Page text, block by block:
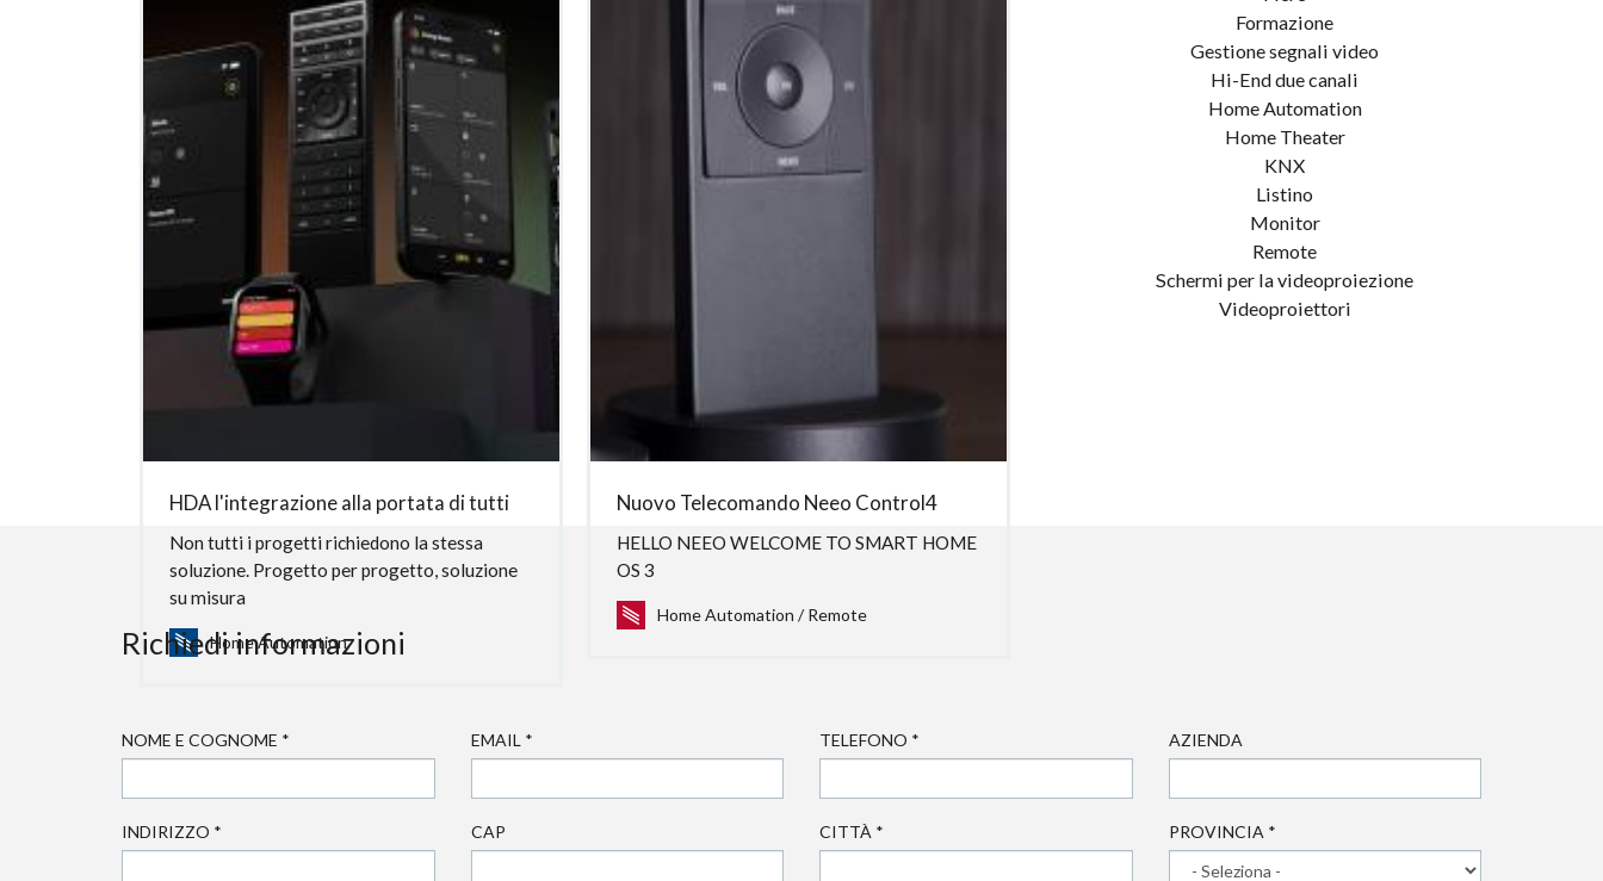
HDA l'integrazione alla portata di tutti
Non tutti i progetti richiedono la stessa
soluzione. Progetto per progetto, soluzione
su misura
Home Automation
Nuovo Telecomando Neeo Control4
HELLO NEEO WELCOME TO SMART HOME
OS 3
Home Automation /Remote
Formazione
Gestione segnali video
Hi-End due canali
Home Automation
Home Theater
KNX
Listino
Monitor
Remote
Schermi per la videoproiezione
Videoproiettori
Richiedi informazioni
NOME E COGNOME * EMAIL * TELEFONO * AZIENDA
INDIRIZZO * CAP CITTÀ * PROVINCIA *